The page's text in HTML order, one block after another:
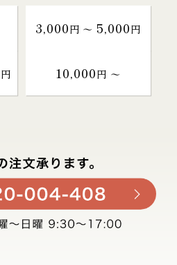
3,000円 〜 5,000円
円 10,000円 〜